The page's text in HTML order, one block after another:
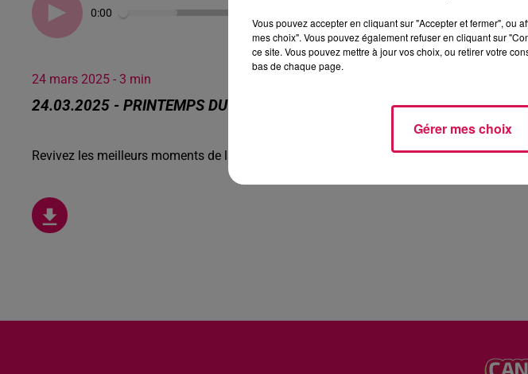
0:00
24 mars 2025 - 3 min
24.03.2025 - PRINTEMPS DU CINÉMA, UN ARRET AU SONHIR À HIRSON
Revivez les meilleurs moments de la Ligne des Auditeurs
Vous pouvez accepter en cliquant sur "Accepter et fermer", ou
mes choix". Vous pouvez également refuser en cliquant sur
ce site. Vous pouvez mettre à jour vos choix, ou retirer votre
bas de chaque page.
Gérer mes choix